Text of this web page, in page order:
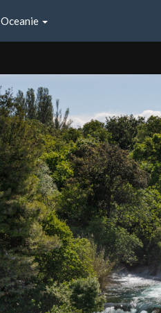
Oceanie